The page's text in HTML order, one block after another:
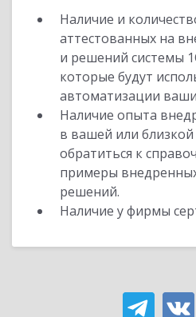
Наличие и
аттестованных на
и решений системы
которые будут
автоматизации
Наличие опыта
в вашей или
обратиться к
примеры
решений.
Наличие у фирмы